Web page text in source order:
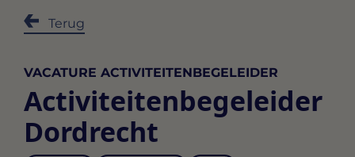
Terug
VACATURE ACTIVITEITENBEGELEIDER
Activiteitenbegeleider
Dordrecht